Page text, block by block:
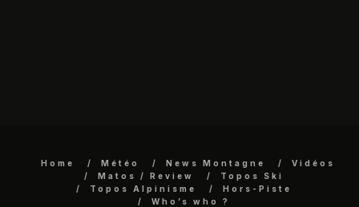
Home Météo News Montagne
Vidéos
Matos / Review
Topos Ski
Topos Alpinisme
Hors-Piste
Who’s who ?